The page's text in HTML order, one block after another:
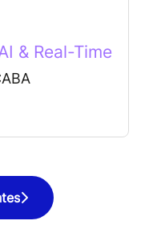
& Real-Time